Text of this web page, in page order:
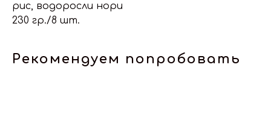
рис, водоросли нори
230 гр./8 шт.
Рекомендуем попробовать